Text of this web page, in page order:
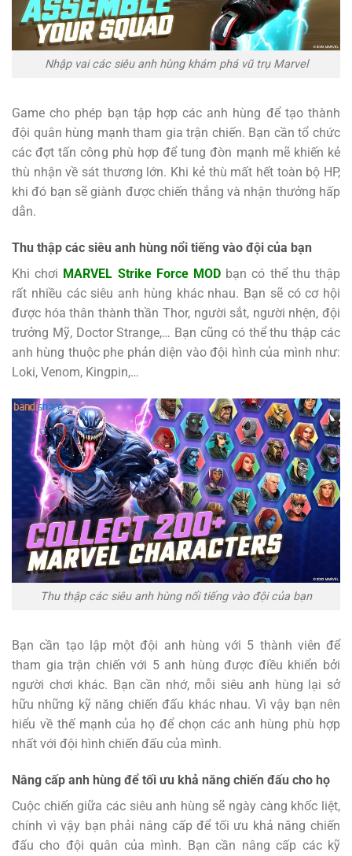
Nhập vai các siêu anh hùng khám phá vũ trụ Marvel
Game cho phép bạn tập hợp các anh hùng để tạo thành
đội quân hùng mạnh tham gia trận chiến. Bạn cần tổ chức
các đợt tấn công phù hợp để tung đòn mạnh mẽ khiến kẻ
thù nhận về sát thương lớn. Khi kẻ thù mất hết toàn bộ HP,
khi đó bạn sẽ giành được chiến thắng và nhận thưởng hấp
dẫn.
Thu thập các siêu anh hùng nổi tiếng vào đội của bạn
Khi chơi MARVEL Strike Force MOD bạn có thể thu thập
rất nhiều các siêu anh hùng khác nhau. Bạn sẽ có cơ hội
được hóa thân thành thần Thor, người sắt, người nhện, đội
trưởng Mỹ, Doctor Strange,… Bạn cũng có thể thu thập các
anh hùng thuộc phe phản diện vào đội hình của mình như:
Loki, Venom, Kingpin,…
Thu thập các siêu anh hùng nổi tiếng vào đội của bạn
Bạn cần tạo lập một đội anh hùng với 5 thành viên để
tham gia trận chiến với 5 anh hùng được điều khiển bởi
người chơi khác. Bạn cần nhớ, mỗi siêu anh hùng lại sở
hữu những kỹ năng chiến đấu khác nhau. Vì vậy bạn nên
hiểu về thế mạnh của họ để chọn các anh hùng phù hợp
nhất với đội hình chiến đấu của mình.
Nâng cấp anh hùng để tối ưu khả năng chiến đấu cho họ
Cuộc chiến giữa các siêu anh hùng sẽ ngày càng khốc liệt,
chính vì vậy bạn phải nâng cấp để tối ưu khả năng chiến
đấu cho đội quân của mình. Bạn cần nâng cấp các kỹ